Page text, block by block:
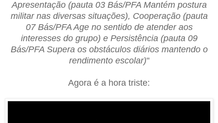
Apresentação (pauta 03 Bás/PFA Mantém postura
militar nas diversas situações), Cooperação (pauta
07 Bás/PFA Age no sentido de atender aos
interesses do grupo) e Persistência (pauta 09
Bás/PFA Supera os obstáculos diários mantendo o
rendimento escolar)"
Agora é a hora triste: